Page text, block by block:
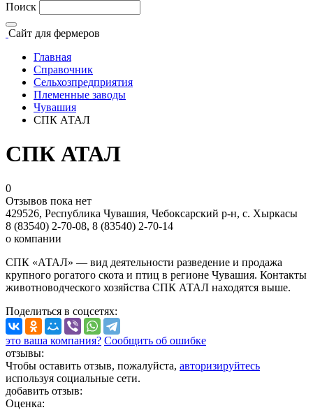
Поиск
Сайт для фермеров
Главная
Справочник
Сельхозпредприятия
Племенные заводы
Чувашия
СПК АТАЛ
СПК АТАЛ
0
Отзывов пока нет
429526, Республика Чувашия, Чебоксарский р-н, с. Хыркасы
8 (83540) 2-70-08, 8 (83540) 2-70-14
о компании
СПК «АТАЛ» — вид деятельности разведение и продажа
крупного рогатого скота и птиц в регионе Чувашия. Контакты
животноводческого хозяйства СПК АТАЛ находятся выше.
Поделиться в соцсетях:
это ваша компания? Сообщить об ошибке
отзывы:
Чтобы оставить отзыв, пожалуйста, авторизируйтесь
используя социальные сети.
добавить отзыв:
Оценка: